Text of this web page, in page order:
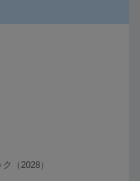
（2028）